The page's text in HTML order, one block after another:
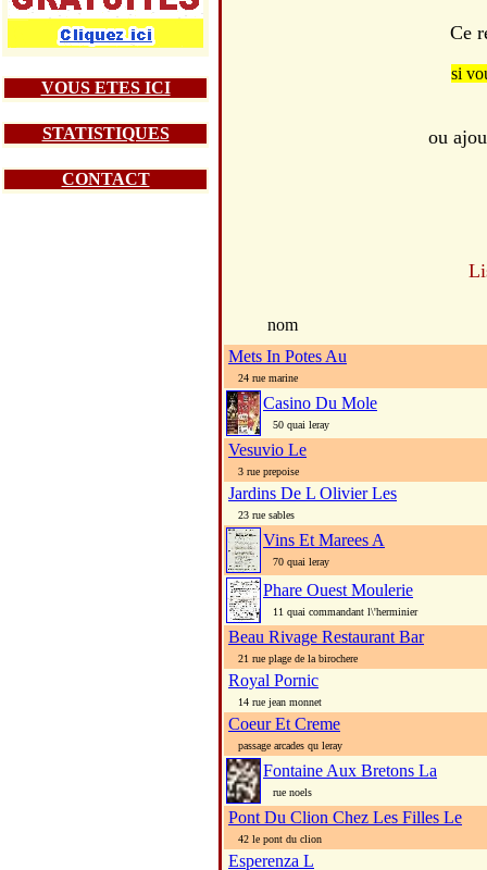
VOUS ETES ICI
STATISTIQUES
CONTACT
Ce
si
ou
nom
Mets In Potes Au
24 rue marine
Casino Du Mole
50 quai leray
Vesuvio Le
3 rue prepoise
Jardins De L Olivier Les
23 rue sables
Vins Et Marees A
70 quai leray
Phare Ouest Moulerie
11 quai commandant l\'herminier
Beau Rivage Restaurant Bar
21 rue plage de la birochere
Royal Pornic
14 rue jean monnet
Coeur Et Creme
passage arcades qu leray
Fontaine Aux Bretons La
rue noels
Pont Du Clion Chez Les Filles Le
42 le pont du clion
Esperenza L